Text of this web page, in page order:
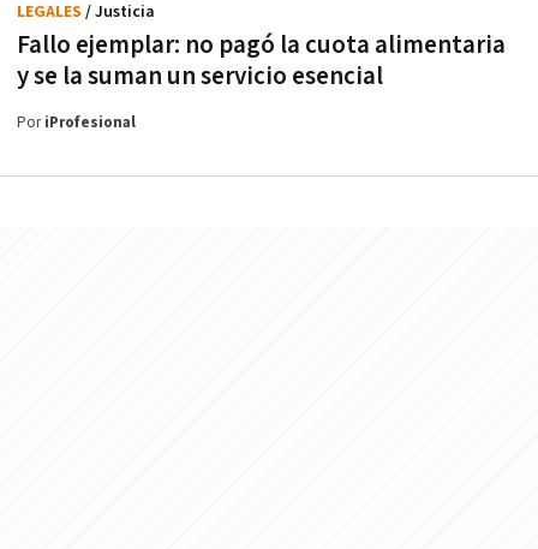
Fallo ejemplar: no pagó la cuota alimentaria
y se la suman un servicio esencial
LEGALES / Justicia
PoriProfesional